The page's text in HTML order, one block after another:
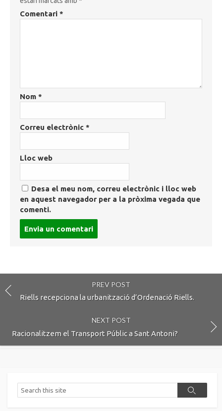
Comentari *
Nom *
Correu electrònic *
Lloc web
Desa el meu nom, correu electrònic i lloc web
en aquest navegador per a la pròxima vegada que
comenti.
PREV POST
Riells recepciona la urbanització d’Ordenació Riells.
NEXT POST
Racionalitzem el Transport Públic a Sant Antoni?
Search
Search